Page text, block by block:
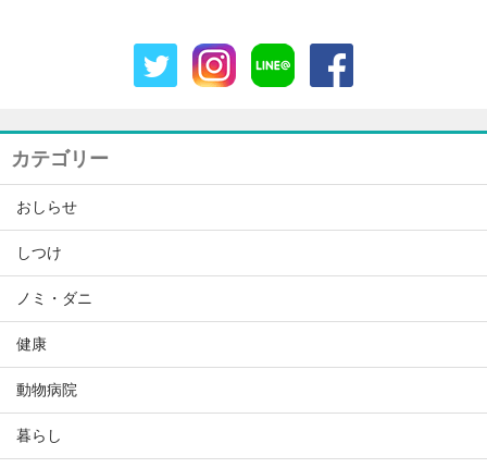
カテゴリー
おしらせ
しつけ
ノミ・ダニ
健康
動物病院
暮らし